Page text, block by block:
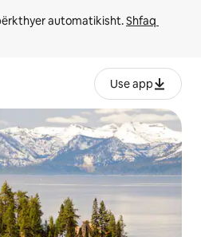
automatikisht. Shfaq
Use app